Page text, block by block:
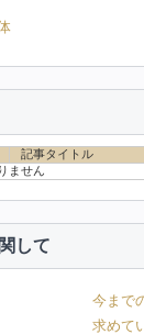
記事タイトル
ません
して
今まで
求めて